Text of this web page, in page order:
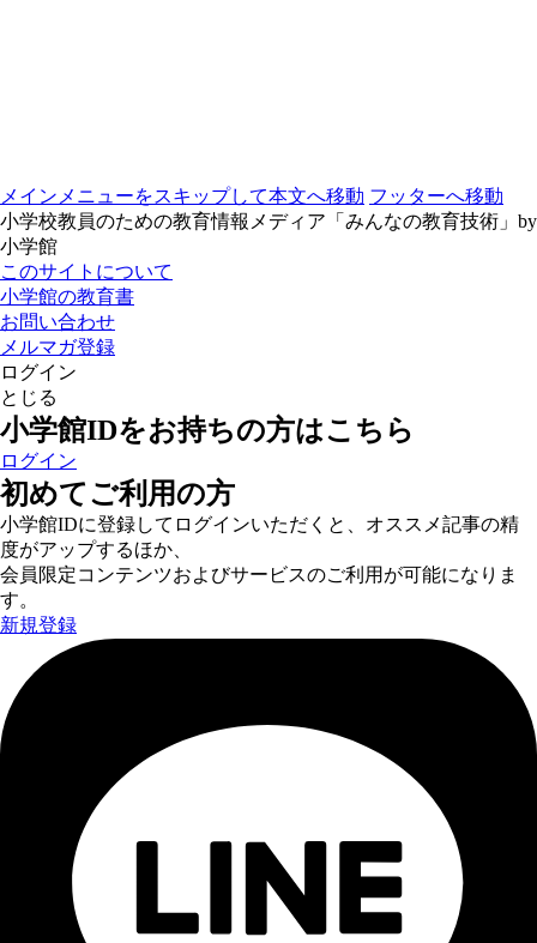
メインメニューをスキップして本文へ移動 フッターへ移動
小学校教員のための教育情報メディア「みんなの教育技術」by
小学館
このサイトについて
小学館の教育書
お問い合わせ
メルマガ登録
ログイン
とじる
小学館IDをお持ちの方はこちら
ログイン
初めてご利用の方
小学館IDに登録してログインいただくと、オススメ記事の精
度がアップするほか、
会員限定コンテンツおよびサービスのご利用が可能になりま
す。
新規登録